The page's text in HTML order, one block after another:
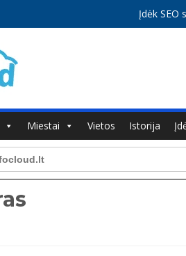
Įdėk SEO
Miestai Vietos Istorija